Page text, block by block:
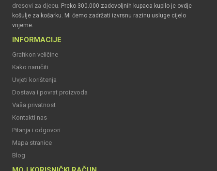
dresovi za djecu. Preko 300.000 zadovoljnih kupaca kupilo je ovdje
košulje za košarku. Mi ćemo zadržati izvrsnu razinu usluge cijelo
vrijeme.
INFORMACIJE
Grafikon veličine
Kako naručiti
Uvjeti korištenja
Dostava i povrat proizvoda
Vaša privatnost
Kontakti nas
Pitanja i odgovori
Mapa stranice
Blog